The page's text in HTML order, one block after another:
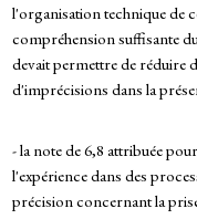
l'organisation technique de
compréhension suffisante
devait permettre de réduire
d'imprécisions dans la
- la note de 6,8 attribuée
l'expérience dans des
précision concernant la